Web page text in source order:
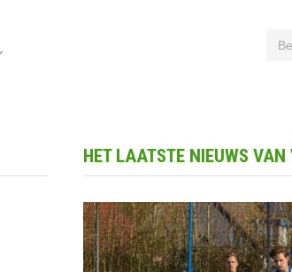
HET LAATSTE NIEUWS